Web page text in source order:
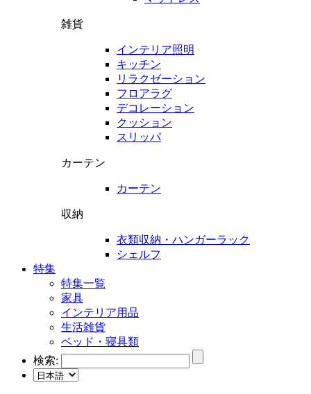
雑貨
インテリア照明
キッチン
リラクゼーション
フロアラグ
デコレーション
クッション
スリッパ
カーテン
カーテン
収納
衣類収納・ハンガーラック
シェルフ
特集
特集一覧
家具
インテリア用品
生活雑貨
ベッド・寝具類
検索: